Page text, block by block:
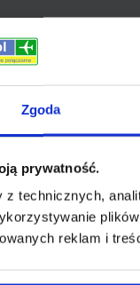
Zgoda
prywatność.
z technicznych,
reklam i